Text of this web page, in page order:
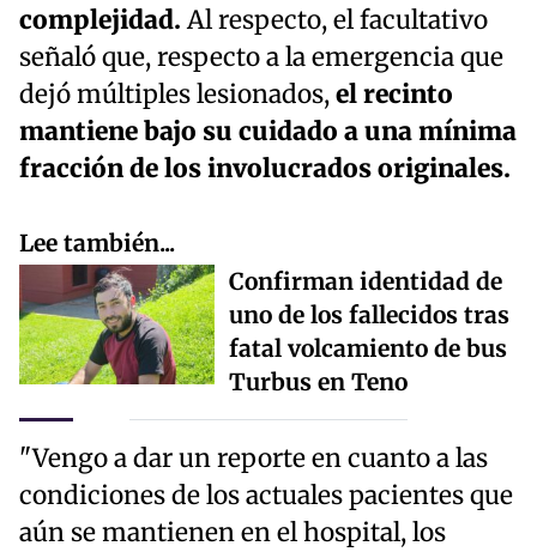
complejidad.Al respecto, el facultativo
señaló que, respecto a la emergencia que
dejó múltiples lesionados,el recinto
mantiene bajo su cuidado a una mínima
fracción de los involucrados originales.
Lee también...
Confirman identidad de
uno de los fallecidos tras
fatal volcamiento de bus
Turbus en Teno
"Vengo a dar un reporte en cuanto a las
condiciones de los actuales pacientes que
aún se mantienen en el hospital, los